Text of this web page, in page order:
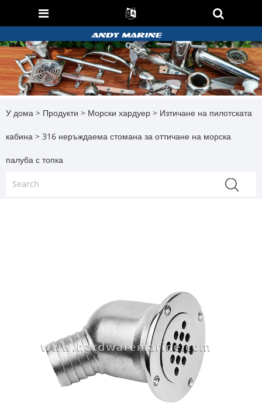
У дома > Продукти > Морски хардуер > Изтичане на пилотската
кабина > 316 неръждаема стомана за оттичане на морска
палуба с топка